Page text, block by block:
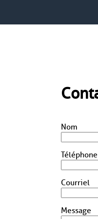
Nom
Téléphone
Courriel
Message